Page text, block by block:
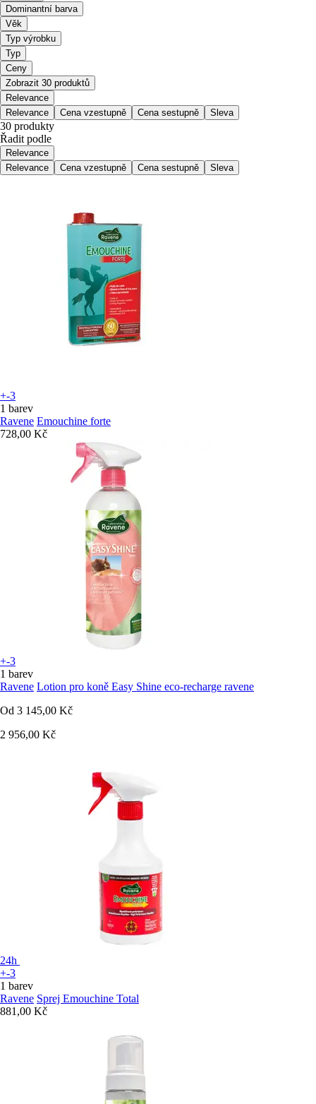
Dominantní barva
Věk
Typ výrobku
Typ
Ceny
Zobrazit 30 produktů
Relevance
Relevance
Cena vzestupně Cena sestupně Sleva
30 produkty
Řadit podle
Relevance
Relevance
Cena vzestupně Cena sestupně Sleva
+-3
1 barev
Ravene Emouchine forte
728,00 Kč
+-3
1 barev
Ravene Lotion pro koně Easy Shine eco-recharge ravene
Od 3 145,00 Kč
2 956,00 Kč
24h
+-3
1 barev
Ravene Sprej Emouchine Total
881,00 Kč